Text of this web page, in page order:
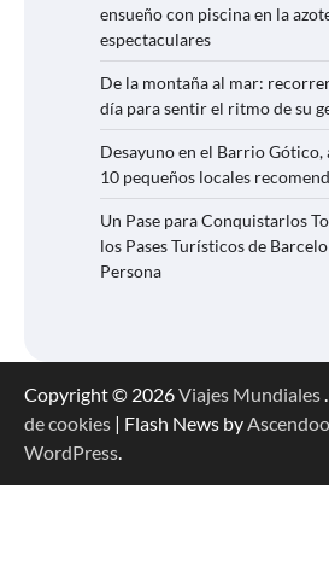
ensueño con piscina en la
espectaculares
De la montaña al mar:
día para sentir el ritmo de su
Desayuno en el Barrio Gótico,
10 pequeños locales
Un Pase para Conquistarlos
los Pases Turísticos de
Persona
Copyright © 2026Viajes Mundiales.
de cookies | Flash News by
WordPress.